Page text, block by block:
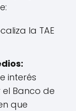
la TAE
interés
Banco de
que